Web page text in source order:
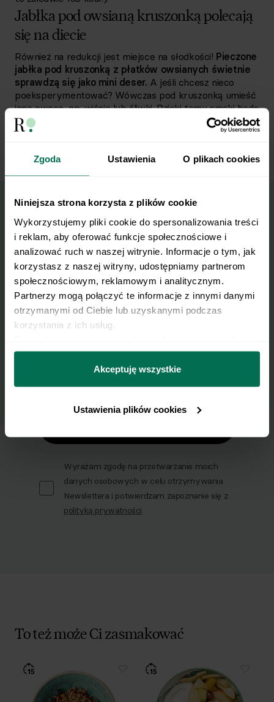
Zgoda Ustawienia O plikach cookies
Niniejsza strona korzysta z plików cookie
Wykorzystujemy pliki cookie do spersonalizowania treści
i reklam, aby oferować funkcje społecznościowe i
analizować ruch w naszej witrynie. Informacje o tym, jak
korzystasz z naszej witryny, udostępniamy partnerom
społecznościowym, reklamowym i analitycznym.
Partnerzy mogą połączyć te informacje z innymi danymi
otrzymanymi od Ciebie lub uzyskanymi podczas
korzystania z ich usług.
można się z nami skontaktować i w jaki sposób
przetwarzamy dane osobowe w ramach
prywatności.
Akceptuję wszystkie
Ustawienia plików cookies
Jabłka pod owsianą kruszonką polecają
się na diecie
Również na redukcji jest miejsce na słodkości! Pieczone
jabłka pod kruszonką z płatków owsianych świetnie
sprawdzą się jako mini deser. A jeśli chcesz nieco
poeksperymentować? Wówczas pod kruszonką umieść
inne owoce, np. wiśnie lub śliwki. Dzięki temu smaki będą
jeszcze bardziej różnorodne, a deser pełen
antyoksydantów i witamin. Koniecznie zapisz ten przepis
niż raz!
Wyślij przepis na e-mail
Nasze najlepsze przepisy, prosto na Twoja
skrzynkę e-mail.
Zapisz się do naszego Newslettera
Wyrażam zgodę na przetwarzanie moich
danych osobowych w celu otrzymywania
Newslettera i potwierdzam zapoznanie się z
polityką prywatności.
To też może Ci zasmakować